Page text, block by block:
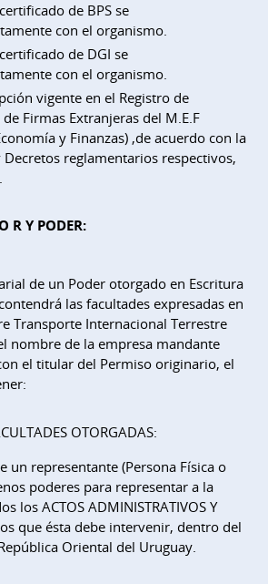
de BPS se
con el organismo.
de DGI se
con el organismo.
vigente en el Registro de
Firmas Extranjeras del M.E.F
y Finanzas) ,de acuerdo con la
Decretos reglamentarios respectivos,
R Y PODER:
de un Poder otorgado en Escritura
las facultades expresadas en
Transporte Internacional Terrestre
nombre de la empresa mandante
el titular del Permiso originario, el
OTORGADAS:
un representante (Persona Física o
poderes para representar a la
los ACTOS ADMINISTRATIVOS Y
los que ésta debe intervenir, dentro del
Oriental del Uruguay.